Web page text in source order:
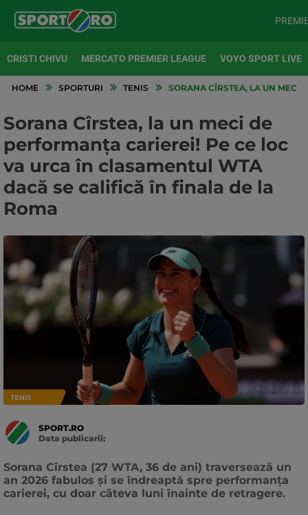
CRISTI CHIVU MERCATO PREMIER LEAGUE VOYO SPORT LIVE
HOME SPORTURI TENIS SORANA CÎRSTEA, LA UN MECI
Sorana Cîrstea, la un meci de
performanța carierei! Pe ce loc
va urca în clasamentul WTA
dacă se califică în finala de la
Roma
TENIS
SPORT.RO
Data publicarii:
Sorana Cîrstea (27 WTA, 36 de ani) traversează un
an 2026 fabulos și se îndreaptă spre performanța
carierei, cu doar câteva luni înainte de retragere.